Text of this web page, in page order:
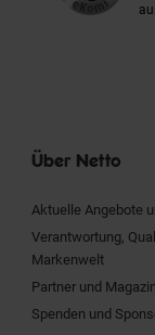
Über Netto
Aktuelle Angebote
Verantwortung,
Markenwelt
Partner und
Spenden und